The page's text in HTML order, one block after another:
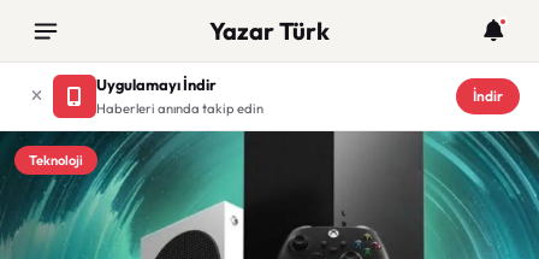
Yazar Türk
Uygulamayı İndir
Haberleri anında takip edin
İndir
Teknoloji